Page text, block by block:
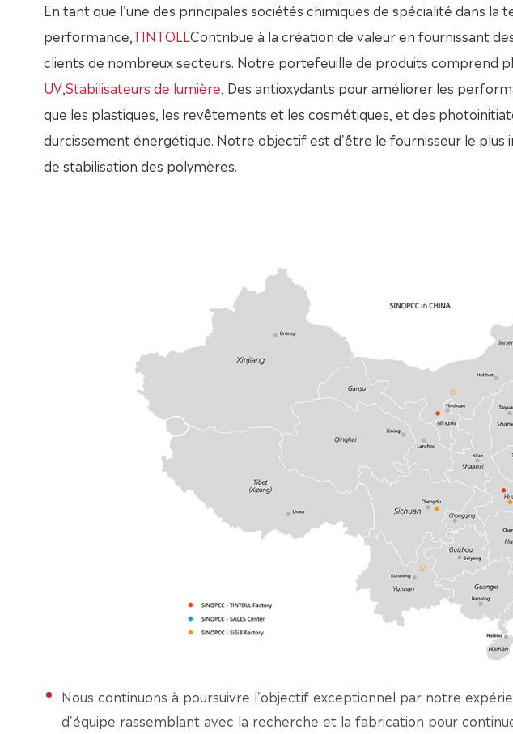
En tant que l'une des principales sociétés chimiques de spécialité dans la
performance, TINTOLL Contribue à la création de valeur en fournissant
clients de nombreux secteurs. Notre portefeuille de produits comprend
UV,Stabilisateurs de lumière , Des antioxydants pour améliorer les
que les plastiques, les revêtements et les cosmétiques, et des
durcissement énergétique. Notre objectif est d'être le fournisseur le plus
de stabilisation des polymères.
Nous continuons à poursuivre l'objectif exceptionnel par notre
d'équipe rassemblant avec la recherche et la fabrication pour